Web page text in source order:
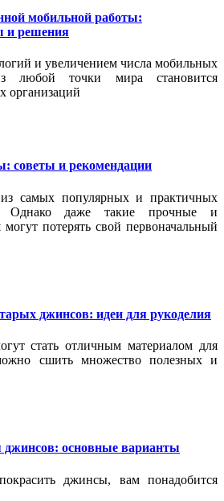
мобильной работы:
и решения
и увеличением числа мобильных
любой точки мира становится
организаций
советы и рекомендации
самых популярных и практичных
Однако даже такие прочные и
могут потерять свой первоначальный
джинсов: идеи для рукоделия
стать отличным материалом для
сшить множество полезных и
джинсов: основные варианты
джинсы, вам понадобится